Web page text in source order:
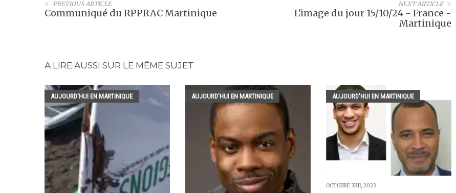
NEXT ARTICLE
L'image du jour 15/10/24 - France -
Martinique
PREVIOUS ARTICLE
Communiqué du RPPRAC Martinique
A LIRE AUSSI SUR LE MÊME SUJET
AUJOURD'HUI EN MARTINIQUE AUJOURD'HUI EN MARTINIQUE AUJOURD'HUI EN MARTINIQUE
OCTOBRE 3RD, 2023